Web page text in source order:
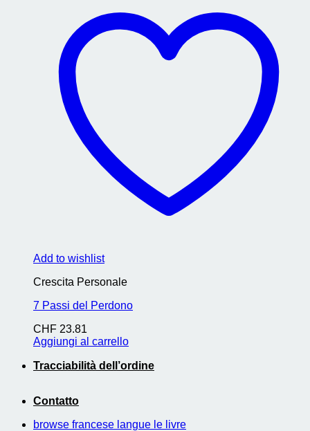
Add to wishlist
Crescita Personale
7 Passi del Perdono
CHF 23.81
Aggiungi al carrello
Tracciabilità dell’ordine
Contatto
browse francese langue le livre